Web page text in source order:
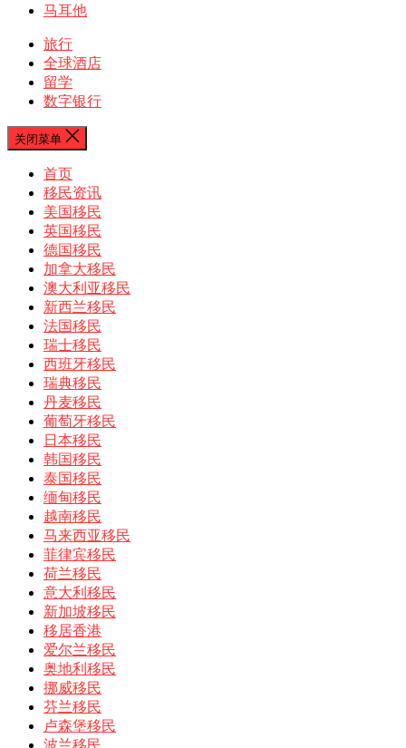
马耳他
旅行
全球酒店
留学
数字银行
关闭菜单
首页
移民资讯
美国移民
英国移民
德国移民
加拿大移民
澳大利亚移民
新西兰移民
法国移民
瑞士移民
西班牙移民
瑞典移民
丹麦移民
葡萄牙移民
日本移民
韩国移民
泰国移民
缅甸移民
越南移民
马来西亚移民
菲律宾移民
荷兰移民
意大利移民
新加坡移民
移居香港
爱尔兰移民
奥地利移民
挪威移民
芬兰移民
卢森堡移民
波兰移民